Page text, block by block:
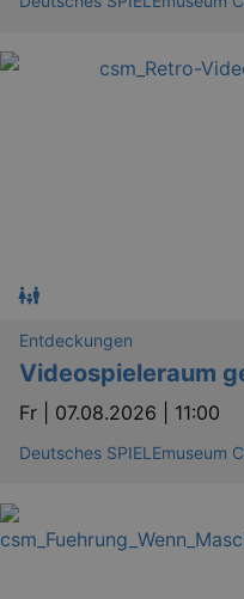
Entdeckungen
Videospieleraum
Fr | 07.08.2026 | 11:00
Deutsches SPIELEmuseum